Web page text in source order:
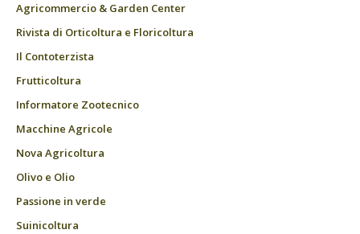
Agricommercio & Garden Center
Rivista di Orticoltura e Floricoltura
Il Contoterzista
Frutticoltura
Informatore Zootecnico
Macchine Agricole
Nova Agricoltura
Olivo e Olio
Passione in verde
Suinicoltura